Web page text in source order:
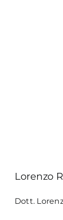
Lorenzo
Dott.